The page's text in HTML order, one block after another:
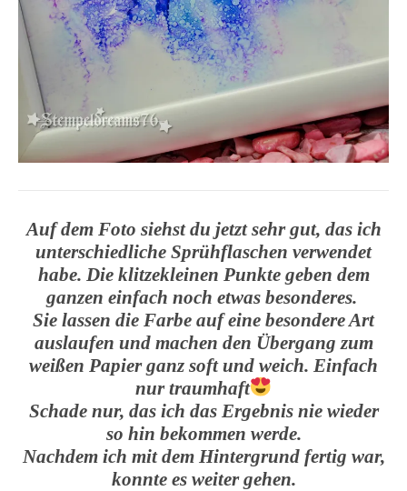
Auf dem Foto siehst du jetzt sehr gut, das ich
unterschiedliche Sprühflaschen verwendet
habe. Die klitzekleinen Punkte geben dem
ganzen einfach noch etwas besonderes.
Sie lassen die Farbe auf eine besondere Art
auslaufen und machen den Übergang zum
weißen Papier ganz soft und weich. Einfach
nur traumhaft
Schade nur, das ich das Ergebnis nie wieder
so hin bekommen werde.
Nachdem ich mit dem Hintergrund fertig war,
konnte es weiter gehen.